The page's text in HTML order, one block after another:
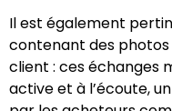
Il est également
contenant des photos
client : ces échanges
active et à l’écoute,